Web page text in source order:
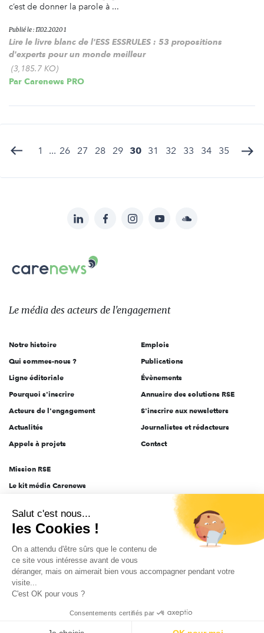
c’est de donner la parole à ...
Publié le : 17.02.2020 1
Lire le livre blanc de l'ESS ESSRULES : 53 propositions
d'experts pour un monde meilleur
(3,185.7 KO)
Par Carenews PRO
1 ... 26 27 28 29 30 31 32 33 34 35
sur:
LinkedInFacebookInstagramYouTubeSoundcloud
Le
des
l'engagement
Le média des acteurs de l'engagement
Notre histoire
Qui sommes-nous ?
Ligne éditoriale
Pourquoi s'inscrire
Acteurs de l'engagement
Actualités
Appels à projets
Emplois
Publications
Évènements
Annuaire des solutions RSE
S'inscrire aux newsletters
Journalistes et rédacteurs
Contact
Mission RSE
Le kit média Carenews
AEF info
Novethic
PRODURABLE
Inclusiv Day
Données personnelles Mentions légales 2025-2026 Tout droits réservés
Salut c'est nous...
les Cookies !
On a attendu d'être sûrs que le contenu de
ce site vous intéresse avant de vous
déranger, mais on aimerait bien vous accompagner pendant votre
visite...
C'est OK pour vous ?
Consentements certifiés par